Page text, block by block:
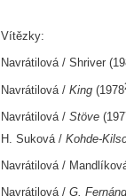
Vítězky:
Navrátilová / Shriver
Navrátilová / King (1978
Navrátilová / Stöve
H. Suková / Kohde-
Navrátilová /
Navrátilová / G.